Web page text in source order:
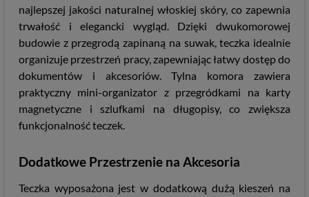
najlepszej jakości naturalnej włoskiej skóry, co zapewnia
trwałość i elegancki wygląd. Dzięki dwukomorowej
budowie z przegrodą zapinaną na suwak, teczka idealnie
organizuje przestrzeń pracy, zapewniając łatwy dostęp do
dokumentów i akcesoriów. Tylna komora zawiera
praktyczny mini-organizator z przegródkami na karty
magnetyczne i szlufkami na długopisy, co zwiększa
funkcjonalność teczek.
Dodatkowe Przestrzenie na Akcesoria
Teczka wyposażona jest w dodatkową dużą kieszeń na